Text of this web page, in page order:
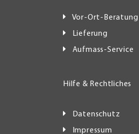
Vor-Ort-Beratung
Lieferung
Aufmass-Service
Hilfe & Rechtliches
Datenschutz
Impressum